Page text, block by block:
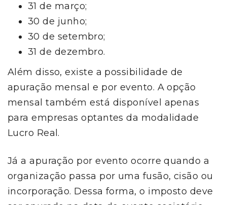
31 de março;
30 de junho;
30 de setembro;
31 de dezembro.
Além disso, existe a possibilidade de
apuração mensal e por evento. A opção
mensal também está disponível apenas
para empresas optantes da modalidade
Lucro Real.
Já a apuração por evento ocorre quando a
organização passa por uma fusão, cisão ou
incorporação. Dessa forma, o imposto deve